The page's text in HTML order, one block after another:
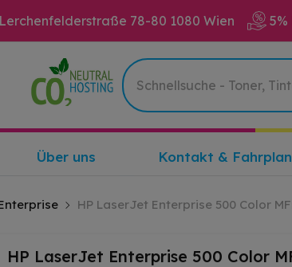
Lerchenfelderstraße 78-80 1080 Wien
Über uns Kontakt & Fahrplan
HP LaserJet Enterprise 500 Color
HP LaserJet Enterprise 500 Color